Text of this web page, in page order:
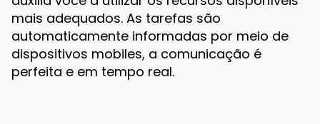
mais adequados. As tarefas são
automaticamente informadas por meio de
dispositivos mobiles, a comunicação é
perfeita e em tempo real.